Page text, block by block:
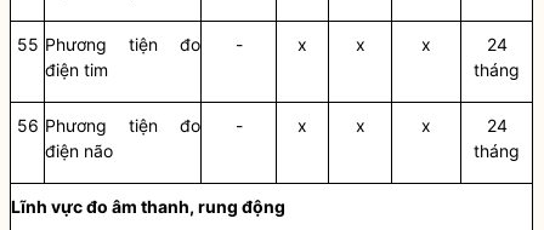
55 Phương tiện đo
điện tim
- x x x
24
tháng
56 Phương tiện đo
điện não
- x x x
24
tháng
Lĩnh vực đo âm thanh, rung động